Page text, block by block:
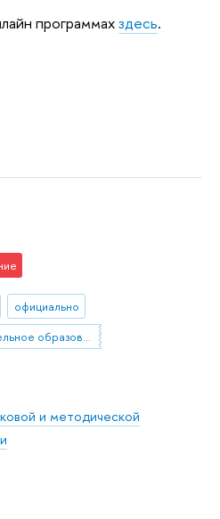
программахздесь.
официально
дополнительное образование
и методической